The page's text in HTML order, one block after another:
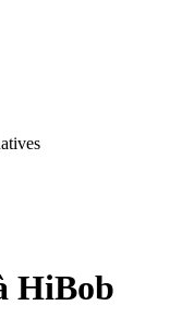
HiBob